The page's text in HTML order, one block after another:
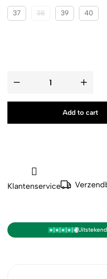
37 38 39 40
Add to cart
Klantenservice